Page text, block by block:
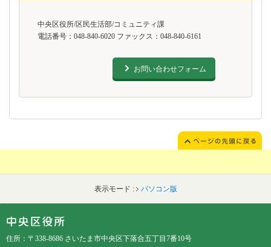
中央区役所/区民生活部/コミュニティ課
電話番号：048-840-6020 ファックス：048-840-6161
お問い合わせフォーム
表示モード : パソコン版
住所：〒338-8686 さいたま市中央区下落合五丁目7番10号